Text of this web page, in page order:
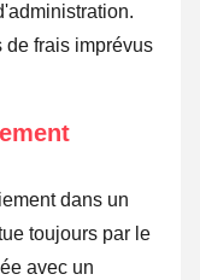
frais imprévus
dans un
toujours par le
avec un